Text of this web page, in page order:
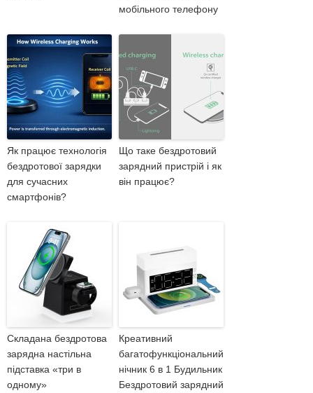
мобільного телефону
Як працює технологія
бездротової зарядки
для сучасних
смартфонів?
Що таке бездротовий
зарядний пристрій і як
він працює?
Складана бездротова
зарядна настільна
підставка «три в
одному»
Креативний
багатофункціональний
нічник 6 в 1 Будильник
Бездротовий зарядний